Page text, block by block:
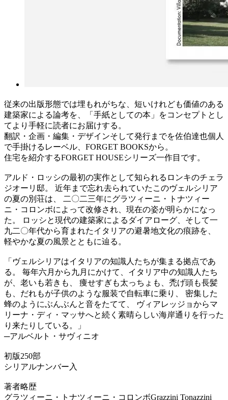
従来の出版形態では埋もれがちな、短いけれども価値のある
建築家による論考を、「手紙としての本」をコンセプトとし
てより手軽に読者にお届けする。
翻訳・企画・編集・デザインそして発行までを佐伯達也個人
で手掛けるレーベル、FORGET BOOKSから。
住宅を紹介するFORGET HOUSEシリーズ一作目です。
アルド・ロッシの最初の実作として知られるロンキのチェラ
ジオーリ邸。 近年まで忘れ去られていたこのヴェルシリア
の夏の別荘は、 二〇二三年にグラツィーニ・トナツィー
ニ・コロンボによって改修され、現在の姿が明らかになっ
た。 ロッシと現代の建築家によるダイアローグ、そして一
九二〇年代から育まれたイタリアの避暑地文化の痕跡を、
軽やかな夏の風景とともに辿る。
「ヴェルシリアはイタリアの知識人たちが集まる拠点であ
る。 毎年六月から九月にかけて、イタリア中の知識人たち
が、老いも若きも、 痩せすぎも太っちょも、禿げ頭も長髪
も、だれもが子供のような服装で自転車に乗り、 密集した
蜂のようにぶんぶんと音をたてて、 ヴィアレッジョからマ
リーナ・ディ・マッサへと続く素晴らしい海岸通りを行った
り来たりしている。」
─アルベルト・サヴィニオ
初版250部
シリアルナンバー入
著者略歴
グラツィーニ・トナツィーニ・コロンボGrazzini Tonazzini